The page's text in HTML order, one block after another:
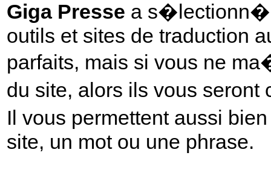
Giga Presse a s�lectionn�
outils et sites de traduction
parfaits, mais si vous ne
du site, alors ils vous
Il vous permettent aussi
site, un mot ou une phrase.